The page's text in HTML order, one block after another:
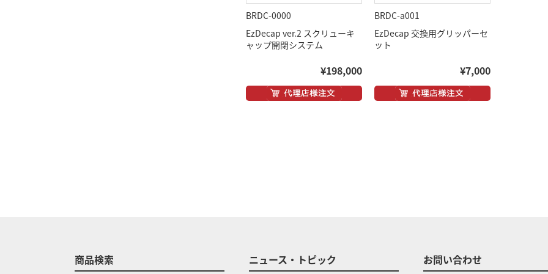
BRDC-0000
EzDecap ver.2 スクリューキ
ャップ開閉システム
¥198,000
BRDC-a001
EzDecap 交換用グリッパーセ
ット
¥7,000
商品検索 ニュース・トピック お問い合わせ